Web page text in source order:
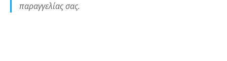
παραγγελίας σας.